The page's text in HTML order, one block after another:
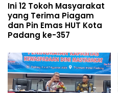
Ini 12 Tokoh Masyarakat
yang Terima Piagam
dan Pin Emas HUT Kota
Padang ke-357